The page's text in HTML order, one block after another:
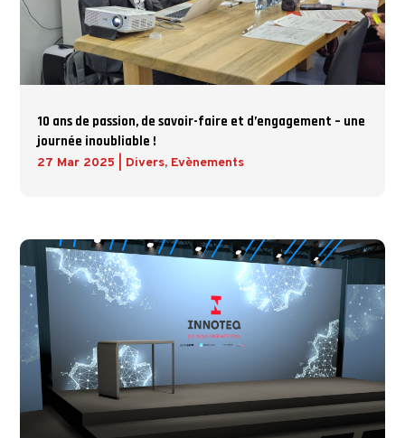
10 ans de passion, de savoir-faire et d’engagement – une
journée inoubliable !
27 Mar 2025 Divers, Evènements